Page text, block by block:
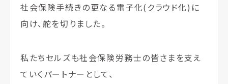
社会保険手続きの更なる電子化(クラウド化)に
向け、舵を切りました。
私たちセルズも社会保険労務士の皆さまを支え
ていくパートナーとして、